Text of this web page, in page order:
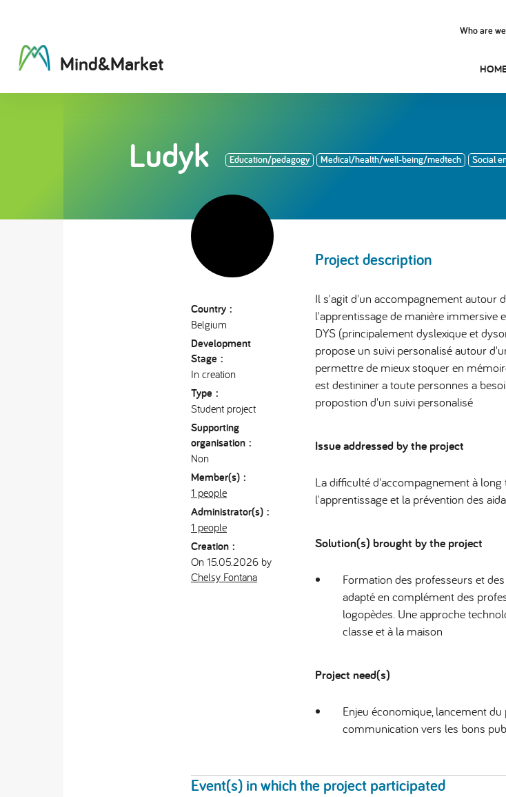
Mind&Market
Who are
Ludyk Education/pedagogy Medical/health/well-being/medtech Social
Country :
Belgium
Development
Stage :
In creation
Type :
Student project
Supporting
organisation :
Non
Member(s) :
1 people
Administrator(s) :
1 people
Creation :
On 15.05.2026 by
Chelsy Fontana
Project description
Il s'agit d'un accompagnement autour
l'apprentissage de manière immersive
DYS (principalement dyslexique et
propose un suivi personalisé autour
permettre de mieux stoquer en
est destininer a toute personnes a
propostion d'un suivi personalisé
Issue addressed by the project
La difficulté d'accompagnement à
l'apprentissage et la prévention des
Solution(s) brought by the project
Formation des professeurs et
adapté en complément des
logopèdes. Une approche
classe et à la maison
Project need(s)
Enjeu économique, lancement
communication vers les bons
Event(s) in which the project participated